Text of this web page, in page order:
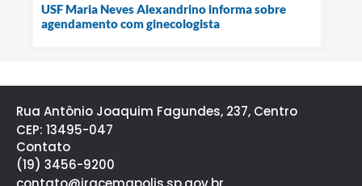
USF Maria Neves Alexandrino informa sobre
agendamento com ginecologista
Rua Antônio Joaquim Fagundes, 237, Centro
CEP: 13495-047
Contato
(19) 3456-9200